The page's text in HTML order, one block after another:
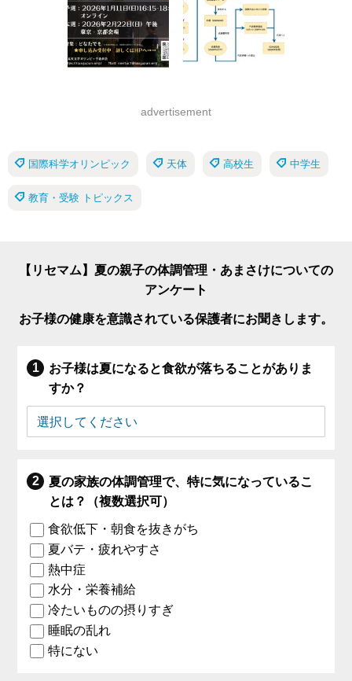
advertisement
国際科学オリンピック 天体 高校生 中学生
教育・受験 トピックス
【リセマム】夏の親子の体調管理・あまさけについての
アンケート
お子様の健康を意識されている保護者にお聞きします。
お子様は夏になると食欲が落ちることがありま
すか？
夏の家族の体調管理で、特に気になっているこ
とは？（複数選択可）
食欲低下・朝食を抜きがち
夏バテ・疲れやすさ
熱中症
水分・栄養補給
冷たいものの摂りすぎ
睡眠の乱れ
特にない